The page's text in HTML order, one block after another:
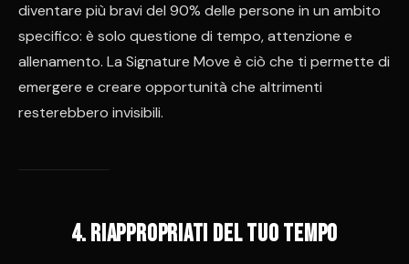
diventare più bravi del 90% delle persone in un ambito
specifico: è solo questione di tempo, attenzione e
allenamento. La Signature Move è ciò che ti permette di
emergere e creare opportunità che altrimenti
resterebbero invisibili.
4. Riappropriati del tuo tempo